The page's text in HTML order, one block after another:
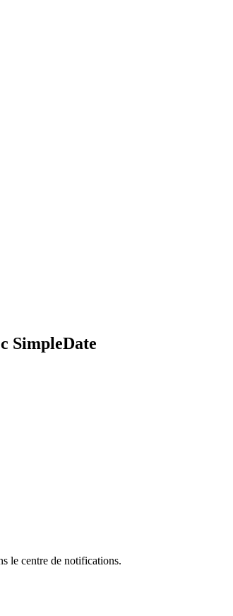
SimpleDate
le centre de notifications.